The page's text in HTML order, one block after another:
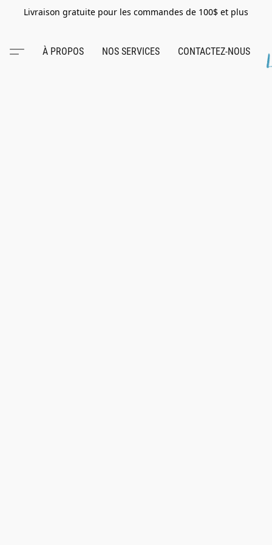
Livraison gratuite pour les commandes de 100$ et plus
À PROPOS NOS SERVICES CONTACTEZ-NOUS